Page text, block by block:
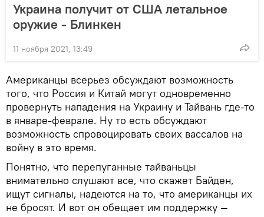
Украина получит от США летальное
оружие - Блинкен
11 ноября 2021, 13:49
Американцы всерьез обсуждают возможность
того, что Россия и Китай могут одновременно
провернуть нападения на Украину и Тайвань где-то
в январе-феврале. Ну то есть обсуждают
возможность спровоцировать своих вассалов на
войну в это время.
Понятно, что перепуганные тайваньцы
внимательно слушают все, что скажет Байден,
ищут сигналы, надеются на то, что американцы их
не бросят. И вот он обещает им поддержку —